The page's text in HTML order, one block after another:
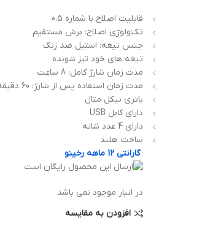
قابلیت اصلاح با شماره 0.5
تکنولوژی اصلاح: برش مستقیم
جنس تیغه: استیل ضد زنگ
تیغه های خود تیز شونده
مدت زمان شارژ کامل: 8 ساعت
مدت زمان استفاده پس از شارژ: 60 دقیقه
باتری نیکل متال
دارای کابل USB
دارای 4 عدد شانه
ساخت هلند
گارانتی 12 ماهه رخینو
در انبار موجود نمی باشد
افزودن به مقایسه